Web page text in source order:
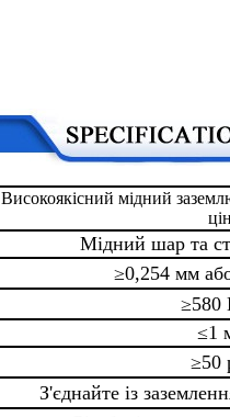
Високоякісний мідний
Мідний шар та
≥0,254 мм
≤1
≥50
З'єднайте із